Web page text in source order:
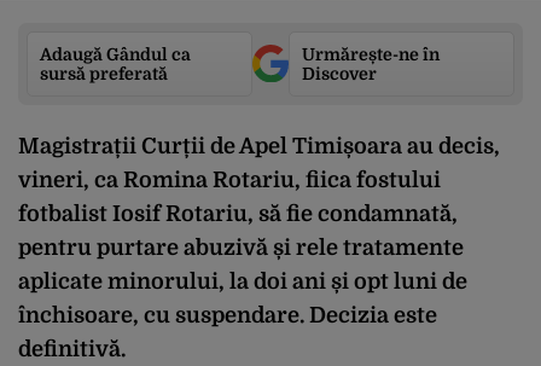
Adaugă Gândul ca
sursă preferată
Urmărește-ne în
Discover
Magistrații Curții de Apel Timișoara au decis,
vineri, ca Romina Rotariu, fiica fostului
fotbalist Iosif Rotariu, să fie condamnată,
pentru purtare abuzivă și rele tratamente
aplicate minorului, la doi ani și opt luni de
închisoare, cu suspendare. Decizia este
definitivă.